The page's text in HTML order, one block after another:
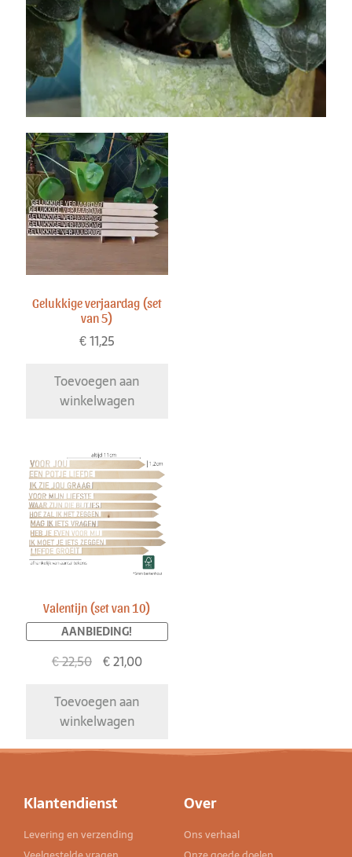
Gelukkige verjaardag (set
van 5)
€11,25
Toevoegen aan
winkelwagen
Valentijn (set van 10)
AANBIEDING!
€22,50 €21,00
Toevoegen aan
winkelwagen
Klantendienst
Levering en verzending
Over
Ons verhaal